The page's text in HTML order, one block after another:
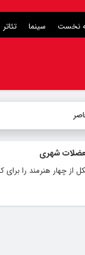
نخست سینما تئاتر
شهری
از چهار هنرمند را